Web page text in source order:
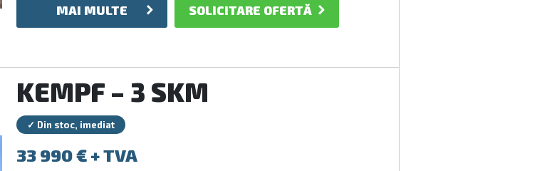
MAI MULTE SOLICITARE OFERTĂ
KEMPF – 3 SKM
✓ Din stoc, imediat
33 990€